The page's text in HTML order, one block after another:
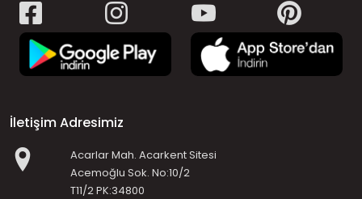
İletişim Adresimiz
Acarlar Mah. Acarkent Sitesi
Acemoğlu Sok. No:10/2
T11/2 PK:34800